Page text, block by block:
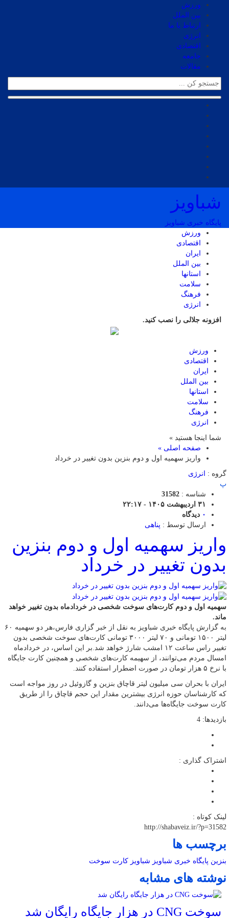
ورزش
بین الملل
ارتباط با ما
انرژی
اقتصادی
جامعه
مقالات
شباویز
پایگاه خبری شباویز
ورزش
اقتصادی
ایران
بین الملل
استانها
سلامت
فرهنگ
انرژی
افزونه جلالی را نصب کنید.
ورزش
اقتصادی
ایران
بین الملل
استانها
سلامت
فرهنگ
انرژی
شما اینجا هستید »
صفحه اصلی »
واریز سهمیه اول و دوم بنزین بدون تغییر در خرداد
گروه :
انرژی
پ
شناسه : 31582
۳۱ اردیبهشت ۱۴۰۵ - ۲۲:۱۷
۰ دیدگاه
ارسال توسط : پناهی
واریز سهمیه اول و دوم بنزین
بدون تغییر در خرداد
سهمیه اول و دوم کارت‌های سوخت شخصی در خردادماه بدون تغییر خواهد
ماند.
به گزارش پایگاه خبری شباویز به نقل از خبر گزاری فارس،هر دو سهمیه ۶۰
لیتر ۱۵۰۰ تومانی و ۷۰ لیتر ۳۰۰۰ تومانی کارت‌های سوخت شخصی بدون
تغییر راس ساعت ۱۲ امشب شارژ خواهد شد.بر این اساس، در خردادماه
امسال مردم می‌توانند، از سهیمه کارت‌های شخصی و همچنین کارت جایگاه
با نرخ ۵ هزار تومان در صورت اضطرار استفاده کنند.
ایران با بحران سی میلیون لیتر قاچاق بنزین و گازوئیل در روز مواجه است
که کارشناسان حوزه انرژی بیشترین مقدار این حجم قاچاق را از طریق
کارت سوخت جایگاه‌ها می‌دانند.
بازدیدها: 4
اشتراک گذاری :
لینک کوتاه :
http://shabaveiz.ir/?p=31582
برچسب ها
بنزین پایگاه خبری شباویز شباویز کارت سوخت
نوشته های مشابه
سوخت CNG در هزار جایگاه رایگان شد